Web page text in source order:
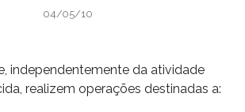
04/05/10
independentemente da atividade
realizem operações destinadas a: